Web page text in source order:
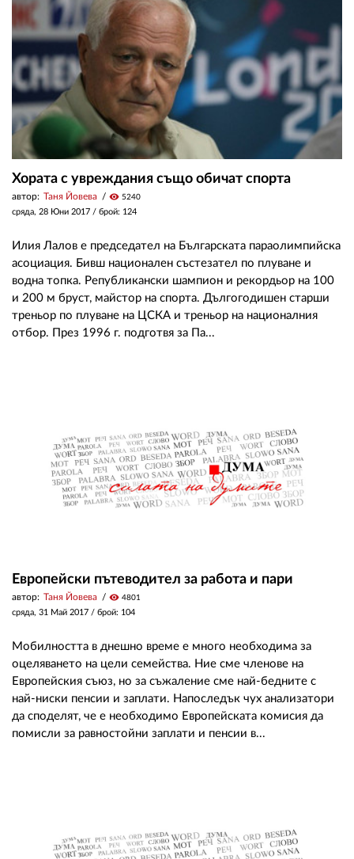
Хората с увреждания също обичат спорта
автор: Таня Йовева visibility 5240
сряда, 28 Юни 2017 / брой: 124
Илия Лалов е председател на Българската параолимпийска
асоциация. Бивш национален състезател по плуване и
водна топка. Републикански шампион и рекордьор на 100
и 200 м бруст, майстор на спорта. Дългогодишен старши
треньор по плуване на ЦСКА и треньор на националния
отбор. През 1996 г. подготвя за Па...
Европейски пътеводител за работа и пари
автор: Таня Йовева visibility 4801
сряда, 31 Май 2017 / брой: 104
Мобилността в днешно време е много необходима за
оцеляването на цели семейства. Ние сме членове на
Европейския съюз, но за съжаление сме най-бедните с
най-ниски пенсии и заплати. Напоследък чух анализатори
да споделят, че е необходимо Европейската комисия да
помисли за равностойни заплати и пенсии в...
ЗА НАС
АВТОРИ
РЕДАКЦИЯ
КОНТАКТИ
ПОЛИТИКА ЗА БИСКВИТКИТЕ
ПОЛИТИКАТА ЗА
ПОВЕРИТЕЛНОСТ